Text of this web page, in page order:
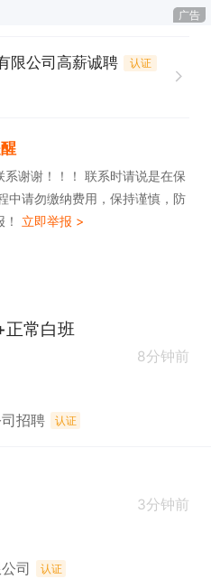
广告
限公司高薪诚聘 认证
谢谢！！！ 联系时请说是在保
中请勿缴纳费用，保持谨慎，防
立即举报 >
正常白班
8分钟前
招聘 认证
3分钟前
司 认证